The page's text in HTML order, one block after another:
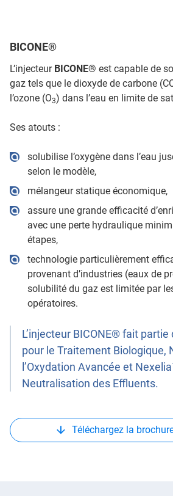
BICONE®
L’injecteur BICONE® est capable de
gaz tels que le dioxyde de carbone
l’ozone (O3) dans l’eau en limite de
Ses atouts :
solubilise l’oxygène dans l’eau
selon le modèle,
mélangeur statique économique,
assure une grande efficacité
avec une perte hydraulique
étapes,
technologie particulièrement
provenant d’industries (eaux de
solubilité du gaz est limitée par
opératoires.
L’injecteur BICONE® fait partie
pour le Traitement Biologique,
l’Oxydation Avancée et
Neutralisation des Effluents.
Téléchargez la